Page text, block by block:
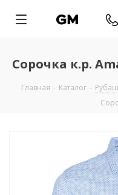
Сорочка к.р.
Главная - Каталог -